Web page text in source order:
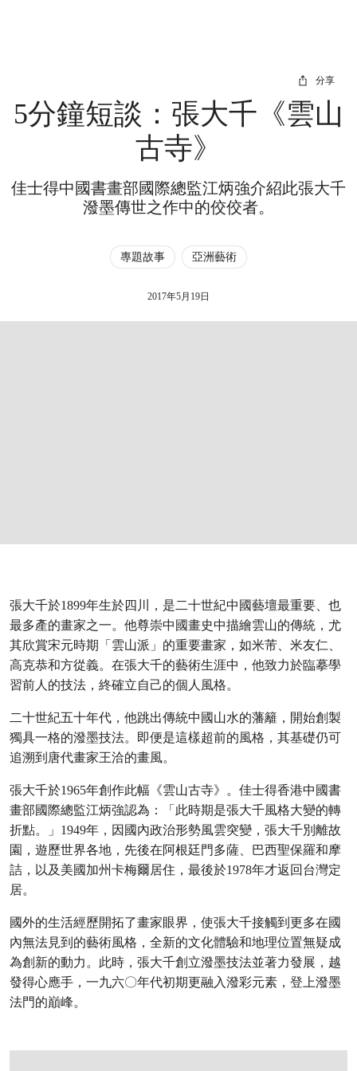
分享
5分鐘短談：張大千《雲山
古寺》
佳士得中國書畫部國際總監江炳強介紹此張大千
潑墨傳世之作中的佼佼者。
專題故事 亞洲藝術
2017年5月19日
張大千於1899年生於四川，是二十世紀中國藝壇最重要、也
最多產的畫家之一。他尊崇中國畫史中描繪雲山的傳統，尤
其欣賞宋元時期「雲山派」的重要畫家，如米芾、米友仁、
高克恭和方從義。在張大千的藝術生涯中，他致力於臨摹學
習前人的技法，終確立自己的個人風格。
二十世紀五十年代，他跳出傳統中國山水的藩籬，開始創製
獨具一格的潑墨技法。即便是這樣超前的風格，其基礎仍可
追溯到唐代畫家王洽的畫風。
張大千於1965年創作此幅《雲山古寺》。佳士得香港中國書
畫部國際總監江炳強認為：「此時期是張大千風格大變的轉
折點。」1949年，因國內政治形勢風雲突變，張大千別離故
園，遊歷世界各地，先後在阿根廷門多薩、巴西聖保羅和摩
詰，以及美國加州卡梅爾居住，最後於1978年才返回台灣定
居。
國外的生活經歷開拓了畫家眼界，使張大千接觸到更多在國
內無法見到的藝術風格，全新的文化體驗和地理位置無疑成
為創新的動力。此時，張大千創立潑墨技法並著力發展，越
發得心應手，一九六〇年代初期更融入潑彩元素，登上潑墨
法門的巔峰。